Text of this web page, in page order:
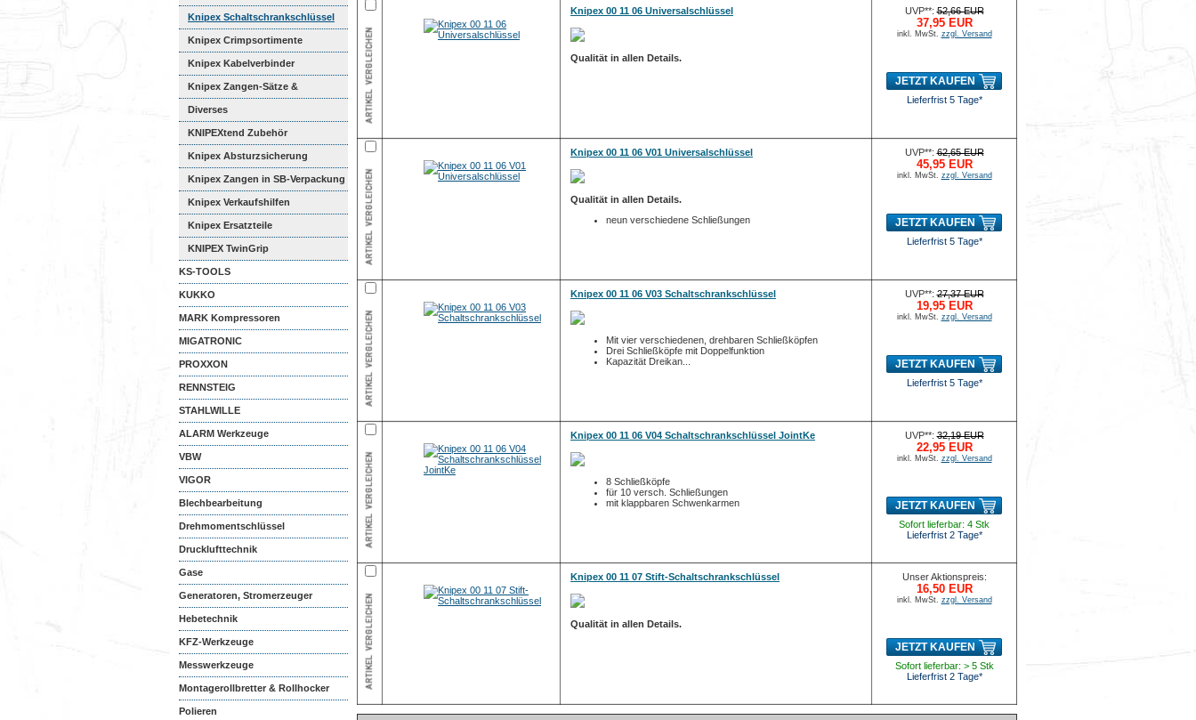
Knipex Schaltschrankschlüssel
Knipex Crimpsortimente
Knipex Kabelverbinder
Knipex Zangen-Sätze &
Werkzeugk...
Diverses
KNIPEXtend Zubehör
Knipex Absturzsicherung
Knipex Zangen in SB-Verpackung
Knipex Verkaufshilfen
Knipex Ersatzteile
KNIPEX TwinGrip
KS-TOOLS
KUKKO
MARK Kompressoren
MIGATRONIC
PROXXON
RENNSTEIG
STAHLWILLE
ALARM Werkzeuge
VBW
VIGOR
Blechbearbeitung
Drehmomentschlüssel
Drucklufttechnik
Gase
Generatoren, Stromerzeuger
Hebetechnik
KFZ-Werkzeuge
Messwerkzeuge
Montagerollbretter & Rollhocker
Polieren
Knipex 00 11 06 Universalschlüssel
Qualität in allen Details.
UVP**:52,66 EUR
37,95 EUR
inkl. MwSt. zzgl. Versand
JETZT KAUFEN
Lieferfrist 5 Tage*
Knipex 00 11 06 V01 Universalschlüssel
Qualität in allen Details.
neun verschiedene Schließungen
UVP**:62,65 EUR
45,95 EUR
inkl. MwSt. zzgl. Versand
JETZT KAUFEN
Lieferfrist 5 Tage*
Knipex 00 11 06 V03 Schaltschrankschlüssel
Mit vier verschiedenen, drehbaren Schließköpfen
Drei Schließköpfe mit Doppelfunktion
Kapazität Dreikan...
UVP**:27,37 EUR
19,95 EUR
inkl. MwSt. zzgl. Versand
JETZT KAUFEN
Lieferfrist 5 Tage*
Knipex 00 11 06 V04 Schaltschrankschlüssel JointKe
8 Schließköpfe
für 10 versch. Schließungen
mit klappbaren Schwenkarmen
UVP**:32,19 EUR
22,95 EUR
inkl. MwSt. zzgl. Versand
JETZT KAUFEN
Sofort lieferbar: 4 Stk
Lieferfrist 2 Tage*
Knipex 00 11 07 Stift-Schaltschrankschlüssel
Qualität in allen Details.
Unser Aktionspreis:
16,50 EUR
inkl. MwSt. zzgl. Versand
JETZT KAUFEN
Sofort lieferbar: > 5 Stk
Lieferfrist 2 Tage*